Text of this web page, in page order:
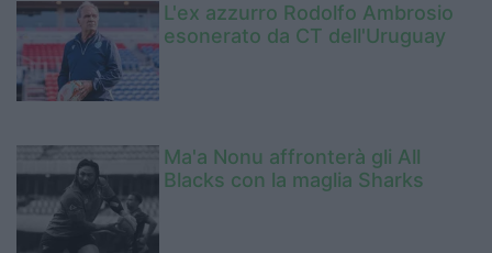
L'ex azzurro Rodolfo Ambrosio
esonerato da CT dell'Uruguay
Ma'a Nonu affronterà gli All
Blacks con la maglia Sharks